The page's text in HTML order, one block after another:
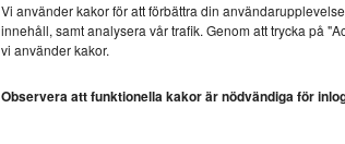
Vi använder kakor för att förbättra din
innehåll, samt analysera vår trafik. Genom att trycka på
vi använder kakor.
Observera att funktionella kakor är nödvändiga för